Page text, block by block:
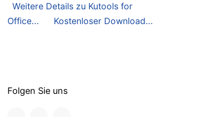
Weitere Details zu Kutools for
Office...
Kostenloser Download...
Folgen Sie uns